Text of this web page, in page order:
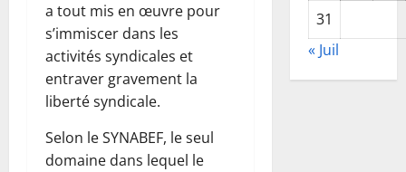
a tout mis en œuvre pour
s’immiscer dans les
activités syndicales et
entraver gravement la
liberté syndicale.
Selon le SYNABEF, le seul
domaine dans lequel le
31
« Juil